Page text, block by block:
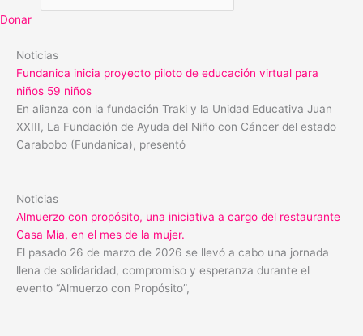
Donar
Noticias
Fundanica inicia proyecto piloto de educación virtual para
niños 59 niños
En alianza con la fundación Traki y la Unidad Educativa Juan
XXIII, La Fundación de Ayuda del Niño con Cáncer del estado
Carabobo (Fundanica), presentó
Noticias
Almuerzo con propósito, una iniciativa a cargo del restaurante
Casa Mía, en el mes de la mujer.
El pasado 26 de marzo de 2026 se llevó a cabo una jornada
llena de solidaridad, compromiso y esperanza durante el
evento “Almuerzo con Propósito”,